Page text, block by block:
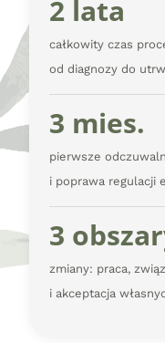
2 lata
całkowity czas
od diagnozy do
3 mies.
pierwsze
i poprawa regulacji
3
zmiany: praca,
i akceptacja